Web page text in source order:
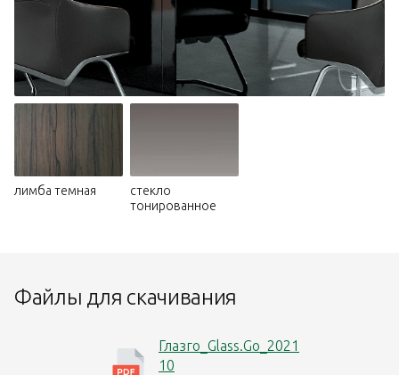
лимба темная
стекло
тонированное
Файлы для скачивания
Глазго_Glass.Go_2021
10